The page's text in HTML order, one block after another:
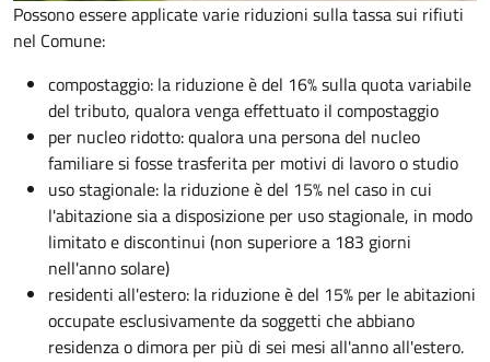
Possono essere applicate varie riduzioni sulla tassa sui rifiuti
nel Comune:
compostaggio: la riduzione è del 16% sulla quota variabile
del tributo, qualora venga effettuato il compostaggio
per nucleo ridotto: qualora una persona del nucleo
familiare si fosse trasferita per motivi di lavoro o studio
uso stagionale: la riduzione è del 15% nel caso in cui
l'abitazione sia a disposizione per uso stagionale, in modo
limitato e discontinui (non superiore a 183 giorni
nell'anno solare)
residenti all'estero: la riduzione è del 15% per le abitazioni
occupate esclusivamente da soggetti che abbiano
residenza o dimora per più di sei mesi all'anno all'estero.